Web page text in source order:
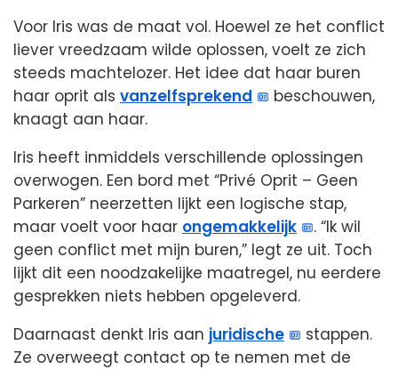
Voor Iris was de maat vol. Hoewel ze het conflict
liever vreedzaam wilde oplossen, voelt ze zich
steeds machtelozer. Het idee dat haar buren
haar oprit als vanzelfsprekend
beschouwen,
knaagt aan haar.
Iris heeft inmiddels verschillende oplossingen
overwogen. Een bord met “Privé Oprit – Geen
Parkeren” neerzetten lijkt een logische stap,
maar voelt voor haar ongemakkelijk
. “Ik wil
geen conflict met mijn buren,” legt ze uit. Toch
lijkt dit een noodzakelijke maatregel, nu eerdere
gesprekken niets hebben opgeleverd.
Daarnaast denkt Iris aan juridische
stappen.
Ze overweegt contact op te nemen met de